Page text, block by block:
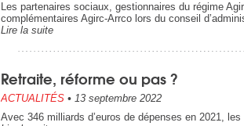
Les partenaires sociaux, gestionnaires du régime
complémentaires Agirc-Arrco lors du conseil
Lire la suite
Retraite, réforme ou pas ?
ACTUALITÉS • 13 septembre 2022
Avec 346 milliards d’euros de dépenses en 2021,